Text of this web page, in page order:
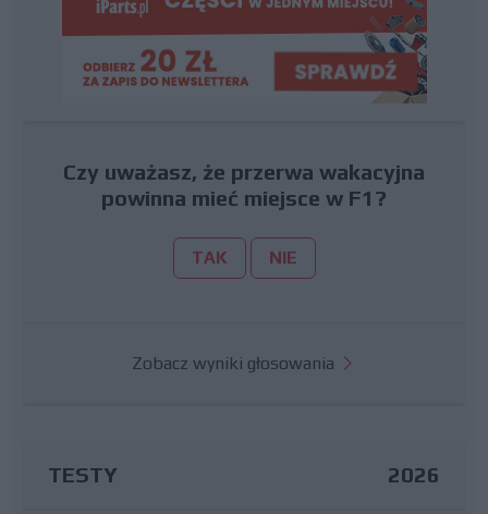
Czy uważasz, że przerwa wakacyjna
powinna mieć miejsce w F1?
TAK NIE
Zobacz wyniki głosowania
TESTY 2026